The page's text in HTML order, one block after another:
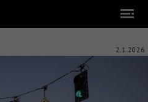
2.1.2026